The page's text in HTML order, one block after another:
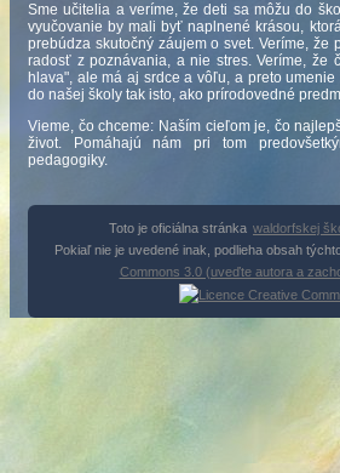
Sme učitelia a veríme, že deti sa môžu do
vyučovanie by mali byť naplnené krásou,
prebúdza skutočný záujem o svet. Veríme, že
radosť z poznávania, a nie stres. Veríme, že
hlava", ale má aj srdce a vôľu, a preto
do našej školy tak isto, ako prírodovedné
Vieme, čo chceme: Naším cieľom je, čo
život. Pomáhajú nám pri tom
pedagogiky.
Toto je oficiálna stránka waldorfskej
Pokiaľ nie je uvedené inak, podlieha obsah
Commons 3.0 (uveďte autora a